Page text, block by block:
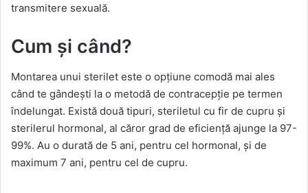
transmitere sexuală.
Cum și când?
Montarea unui sterilet este o opțiune comodă mai ales
când te gândești la o metodă de contracepție pe termen
îndelungat. Există două tipuri, steriletul cu fir de cupru și
sterilerul hormonal, al căror grad de eficiență ajunge la 97-
99%. Au o durată de 5 ani, pentru cel hormonal, și de
maximum 7 ani, pentru cel de cupru.